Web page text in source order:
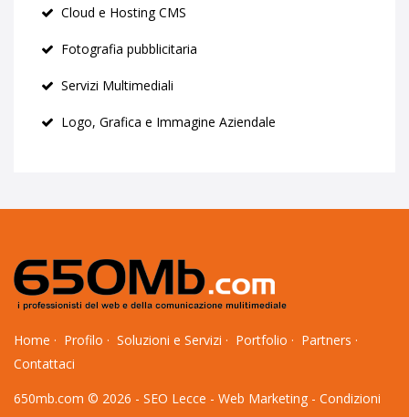
Cloud e Hosting CMS
Fotografia pubblicitaria
Servizi Multimediali
Logo, Grafica e Immagine Aziendale
Home · Profilo · Soluzioni e Servizi · Portfolio · Partners ·
Contattaci
650mb.com © 2026 - SEO Lecce - Web Marketing - Condizioni